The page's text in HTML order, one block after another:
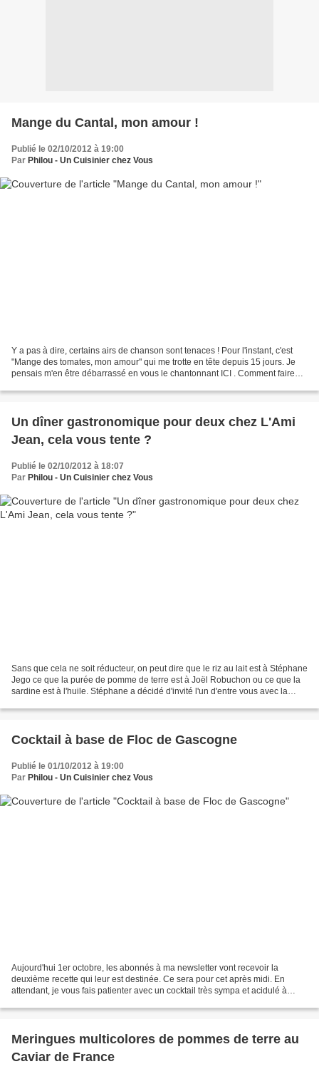
Mange du Cantal, mon amour !
Publié le 02/10/2012 à 19:00
Par Philou - Un Cuisinier chez Vous
Y a pas à dire, certains airs de chanson sont tenaces ! Pour l'instant, c'est
"Mange des tomates, mon amour" qui me trotte en tête depuis 15 jours. Je
pensais m'en être débarrassé en vous le chantonnant ICI . Comment faire
Un dîner gastronomique pour deux chez L'Ami
Jean, cela vous tente ?
Publié le 02/10/2012 à 18:07
Par Philou - Un Cuisinier chez Vous
Sans que cela ne soit réducteur, on peut dire que le riz au lait est à Stéphane
Jego ce que la purée de pomme de terre est à Joël Robuchon ou ce que la
sardine est à l'huile. Stéphane a décidé d'invité l'un d'entre vous avec la
Cocktail à base de Floc de Gascogne
Publié le 01/10/2012 à 19:00
Par Philou - Un Cuisinier chez Vous
Aujourd'hui 1er octobre, les abonnés à ma newsletter vont recevoir la
deuxième recette qui leur est destinée. Ce sera pour cet après midi. En
attendant, je vous fais patienter avec un cocktail très sympa et acidulé à
Meringues multicolores de pommes de terre au
Caviar de France